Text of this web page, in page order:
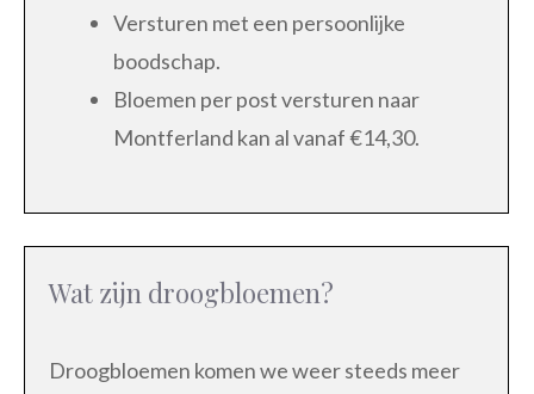
Versturen met een persoonlijke
boodschap.
Bloemen per post versturen naar
Montferland kan al vanaf €14,30.
Wat zijn droogbloemen?
Droogbloemen komen we weer steeds meer